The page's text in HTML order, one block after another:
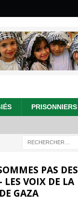
PRISONNIERS
PAS DES
LES VOIX DE LA
GAZA